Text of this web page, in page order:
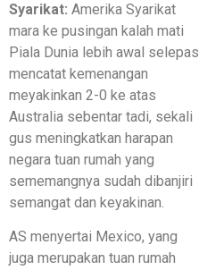
Syarikat: Amerika Syarikat
mara ke pusingan kalah mati
Piala Dunia lebih awal selepas
mencatat kemenangan
meyakinkan 2-0 ke atas
Australia sebentar tadi, sekali
gus meningkatkan harapan
negara tuan rumah yang
sememangnya sudah dibanjiri
semangat dan keyakinan.
AS menyertai Mexico, yang
juga merupakan tuan rumah